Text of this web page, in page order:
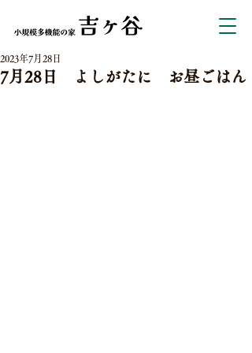
7月28日 よしがたに お昼ごはん
2023年7月28日